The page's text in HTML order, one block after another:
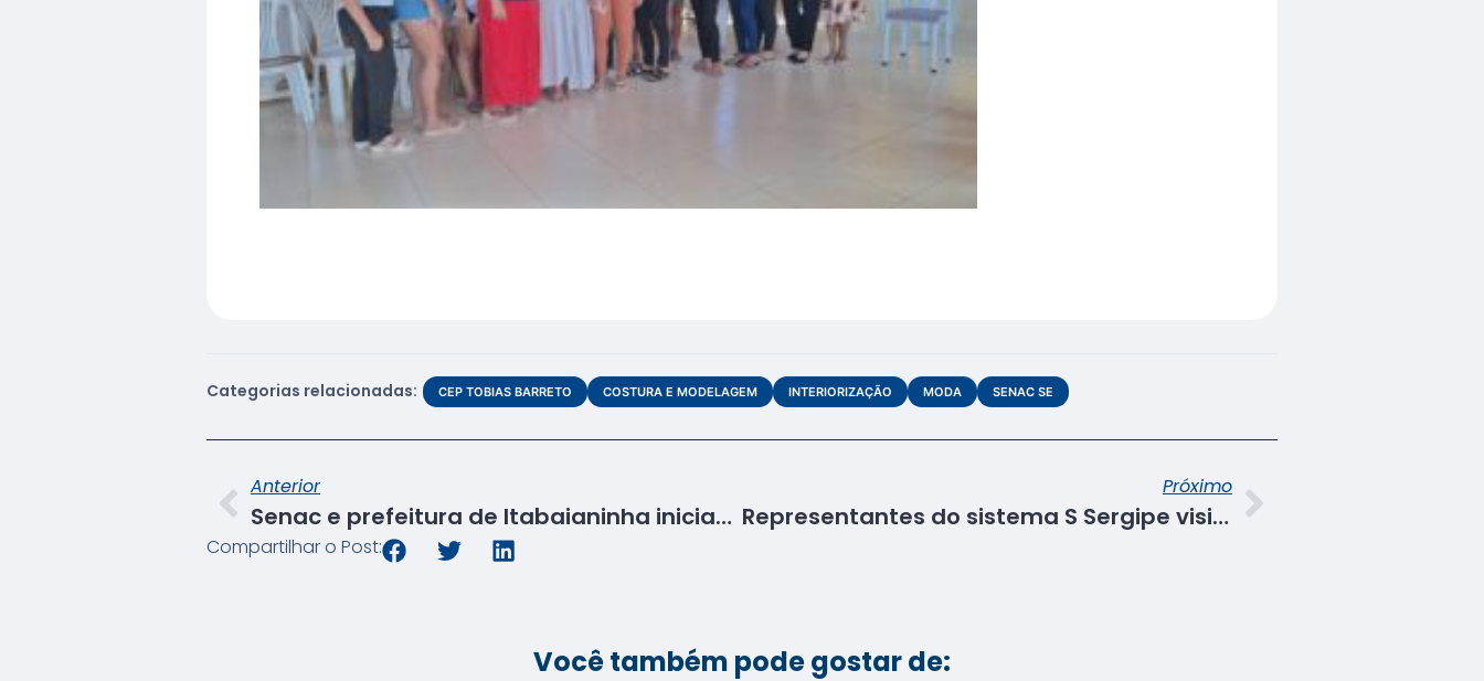
Categorias relacionadas: CEP TOBIAS BARRETO COSTURA E MODELAGEM INTERIORIZAÇÃO MODA SENAC SE
Anterior
Senac e prefeitura de Itabaianinha iniciam planejamento do Moda Mix 2025
Próximo
Representantes do sistema S Sergipe visitam restaurante histórico no interior sergipano
Compartilhar o Post:
Você também pode gostar de: